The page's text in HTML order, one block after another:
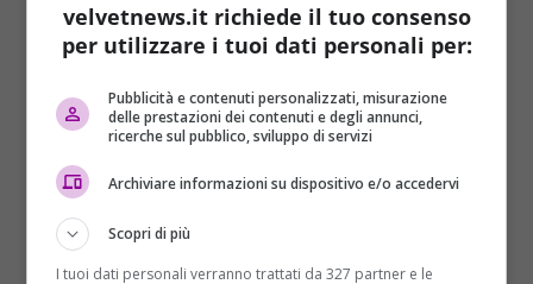
sconfitte consecutive (Torino e Inter) ed ha visto
assottigliarsi il suo vantaggio sulle inseguitrici.
velvetnews.it richiede il tuo consenso
per utilizzare i tuoi dati personali per:
Pubblicità e contenuti personalizzati, misurazione
delle prestazioni dei contenuti e degli annunci,
ricerche sul pubblico, sviluppo di servizi
Archiviare informazioni su dispositivo e/o accedervi
Scopri di più
I tuoi dati personali verranno trattati da 327 partner e le